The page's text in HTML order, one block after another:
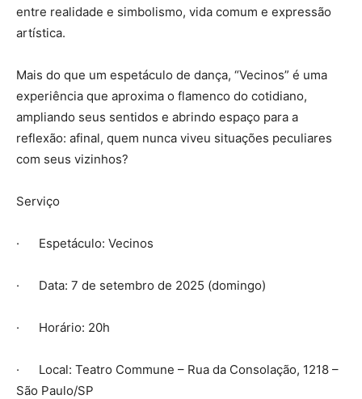
entre realidade e simbolismo, vida comum e expressão
artística.
Mais do que um espetáculo de dança, “Vecinos” é uma
experiência que aproxima o flamenco do cotidiano,
ampliando seus sentidos e abrindo espaço para a
reflexão: afinal, quem nunca viveu situações peculiares
com seus vizinhos?
Serviço
· Espetáculo: Vecinos
· Data: 7 de setembro de 2025 (domingo)
· Horário: 20h
· Local: Teatro Commune – Rua da Consolação, 1218 –
São Paulo/SP